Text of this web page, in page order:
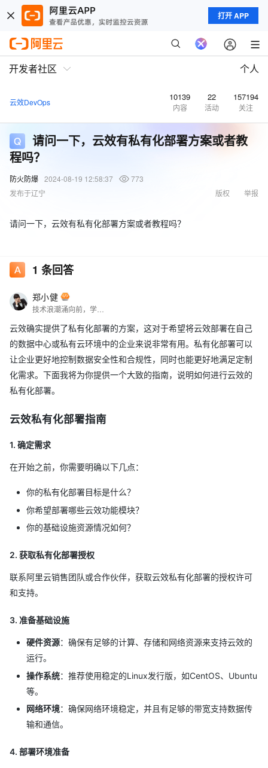
打开 APP
开发者社区 个人
云效DevOps 10139
内容
22
活动
157194
关注
请问一下，云效有私有化部署方案或者教
程吗？
防火防爆 2024-08-19 12:58:37
773
发布于辽宁
举报
版权
请问一下，云效有私有化部署方案或者教程吗？
1 条回答
郑小健
云效确实提供了私有化部署的方案，这对于希望将云效部署在自己
的数据中心或私有云环境中的企业来说非常有用。私有化部署可以
让企业更好地控制数据安全性和合规性，同时也能更好地满足定制
化需求。下面我将为你提供一个大致的指南，说明如何进行云效的
私有化部署。
云效私有化部署指南
1. 确定需求
在开始之前，你需要明确以下几点：
你的私有化部署目标是什么？
你希望部署哪些云效功能模块？
你的基础设施资源情况如何？
2. 获取私有化部署授权
联系阿里云销售团队或合作伙伴，获取云效私有化部署的授权许可
和支持。
3. 准备基础设施
硬件资源：确保有足够的计算、存储和网络资源来支持云效的
运行。
操作系统：推荐使用稳定的Linux发行版，如CentOS、Ubuntu
等。
网络环境：确保网络环境稳定，并且有足够的带宽支持数据传
输和通信。
4. 部署环境准备